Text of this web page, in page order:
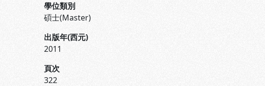
學位類別
碩士(Master)
出版年(西元)
2011
頁次
322